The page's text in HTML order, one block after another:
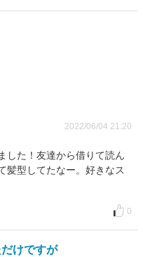
2022/06/04 21:20
した！友達から借りて読ん
髪型してたなー。好きなス
0
けですが